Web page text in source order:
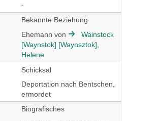
-
Bekannte Beziehung
Ehemann von
Wainstock
[Waynstok] [Waynsztok],
Helene
Schicksal
Deportation nach Bentschen,
ermordet
Biografisches